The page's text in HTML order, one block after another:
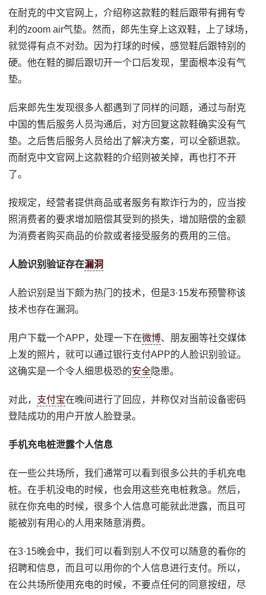
在耐克的中文官网上，介绍称这款鞋的鞋后跟带有拥有专
利的zoom air气垫。然而，郎先生穿上这双鞋，上了球场，
就觉得有点不对劲。因为打球的时候，感觉鞋后跟特别的
硬。他在鞋的脚后跟切开一个口后发现，里面根本没有气
垫。
后来郎先生发现很多人都遇到了同样的问题，通过与耐克
中国的售后服务人员沟通后，对方回复这款鞋确实没有气
垫。之后售后服务人员给出了解决方案，可以全额退款。
而耐克中文官网上这款鞋的介绍则被关掉，再也打不开
了。
按规定，经营者提供商品或者服务有欺诈行为的，应当按
照消费者的要求增加赔偿其受到的损失，增加赔偿的金额
为消费者购买商品的价款或者接受服务的费用的三倍。
人脸识别验证存在漏洞
人脸识别是当下颇为热门的技术，但是3·15发布预警称该
技术也存在漏洞。
用户下载一个APP，处理一下在微博、朋友圈等社交媒体
上发的照片，就可以通过银行支付APP的人脸识别验证。
这确实是一个令人细思极恐的安全隐患。
对此， 支付宝在晚间进行了回应，并称仅对当前设备密码
登陆成功的用户开放人脸登录。
手机充电桩泄露个人信息
在一些公共场所，我们通常可以看到很多公共的手机充电
桩。在手机没电的时候，也会用这些充电桩救急。然后，
就在你充电的时候，很多个人信息可能就此泄露，而且可
能被别有用心的人用来随意消费。
在3·15晚会中，我们可以看到别人不仅可以随意的看你的
招聘和信息，而且可以用你的个人信息进行支付。所以，
在公共场所使用充电的时候，不要点任何的同意按纽，尽